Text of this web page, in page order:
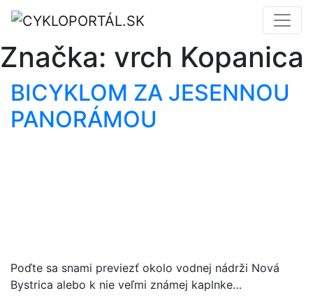
Značka: vrch Kopanica
BICYKLOM ZA JESENNOU
PANORÁMOU
Poďte sa snami previezť okolo vodnej nádrži Nová
Bystrica alebo k nie veľmi známej kaplnke…